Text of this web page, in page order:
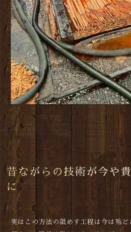
昔ながらの技術が今や
に
実はこの方法の舐めす工程は今は殆ど